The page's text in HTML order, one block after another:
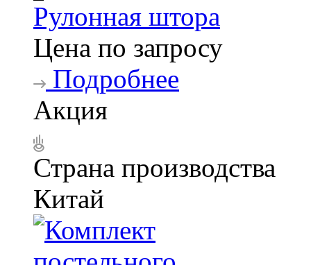
Рулонная штора
Цена по запросу
Подробнее
Акция
Страна производства
Китай